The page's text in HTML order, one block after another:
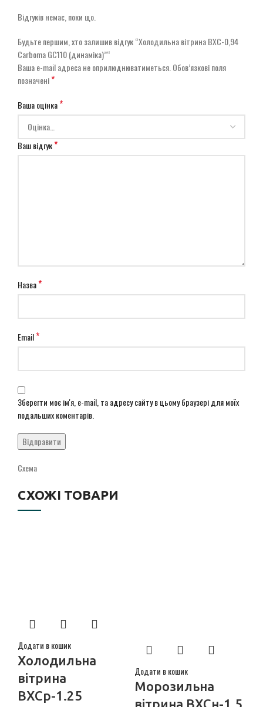
Відгуків немає, поки що.
Будьте першим, хто залишив відгук “Холодильна вітрина ВХС-0,94
Carboma GС110 (динаміка)”“
Ваша e-mail адреса не оприлюднюватиметься. Обов’язкові поля
позначені*
Ваша оцінка*
Ваш відгук*
Назва*
Email*
Зберегти моє ім'я, e-mail, та адресу сайту в цьому браузері для моїх
подальших коментарів.
Схема
СХОЖІ ТОВАРИ
Додати в кошик
Холодильна
вітрина
ВХСр-1.25
Додати в кошик
Морозильна
вітрина ВХСн-1,5